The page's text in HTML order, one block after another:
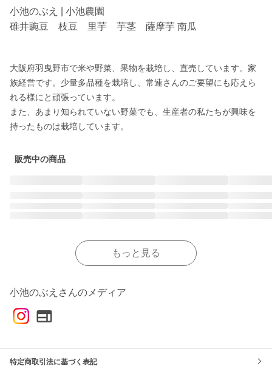
小池のぶえ | 小池農園
碓井豌豆 枝豆 里芋 芋茎 薩摩芋 南瓜
大阪府羽曳野市で米や野菜、果物を栽培し、直売しています。家
族経営です。少量多品種を栽培し、常連さんのご要望にも応えら
れる様にと頑張っています。
また、あまり知られていない野菜でも、生産者の私たちが興味を
持ったものは栽培しています。
販売中の商品
もっと見る
小池のぶえさんのメディア
特定商取引法に基づく表記